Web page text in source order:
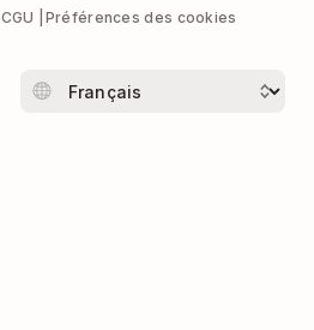
CGU
Préférences des cookies